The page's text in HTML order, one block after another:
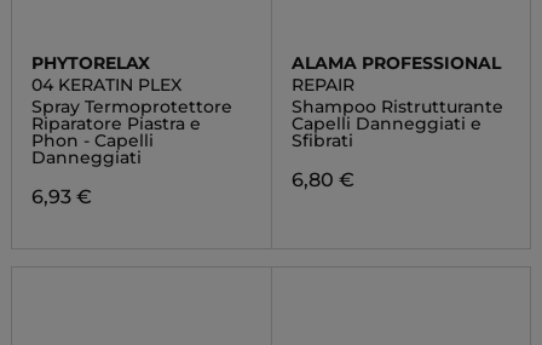
PHYTORELAX
04 KERATIN PLEX
Spray Termoprotettore
Riparatore Piastra e
Phon - Capelli
Danneggiati
6,93 €
ALAMA PROFESSIONAL
REPAIR
Shampoo Ristrutturante
Capelli Danneggiati e
Sfibrati
6,80 €